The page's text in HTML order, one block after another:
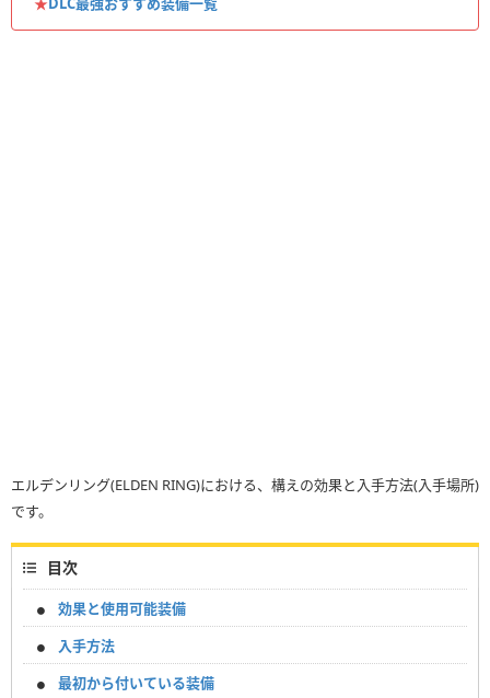
エルデンリング(ELDEN RING)における、構えの効果と入手方法(入手場所)
です。
目次
効果と使用可能装備
入手方法
最初から付いている装備